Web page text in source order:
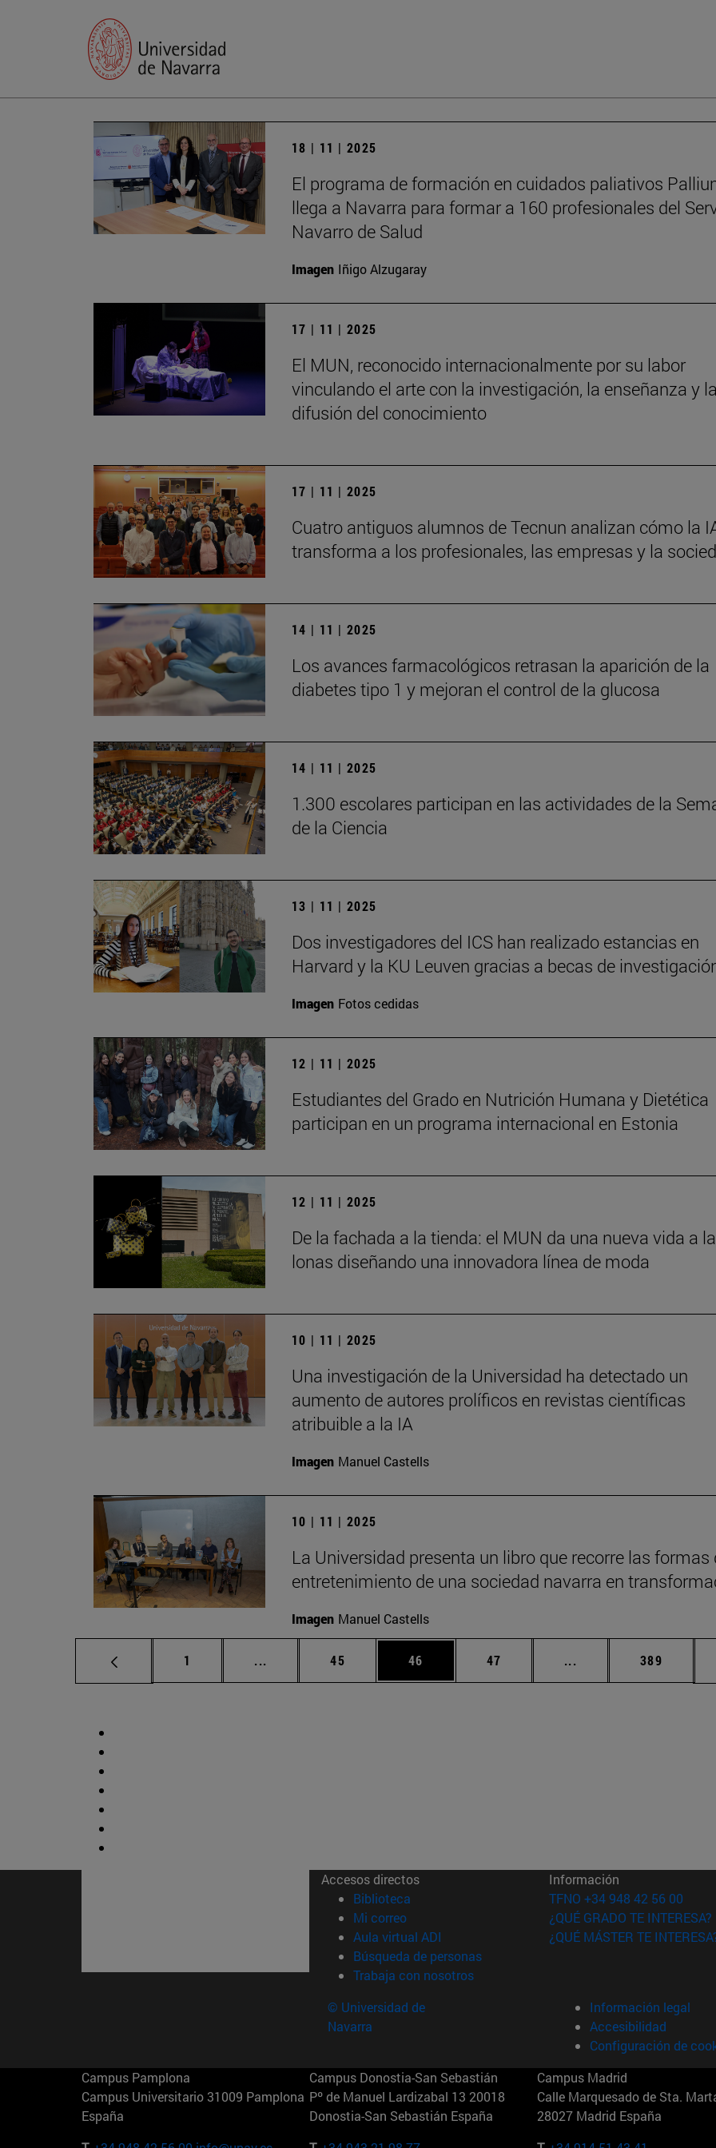
18 | 11 | 2025
El programa de formación en cuidados paliativos
llega a Navarra para formar a 160 profesionales del
Navarro de Salud
Imagen Iñigo Alzugaray
17 | 11 | 2025
El MUN, reconocido internacionalmente por su labor
vinculando el arte con la investigación, la enseñanza y
difusión del conocimiento
17 | 11 | 2025
Cuatro antiguos alumnos de Tecnun analizan cómo la
transforma a los profesionales, las empresas y la
14 | 11 | 2025
Los avances farmacológicos retrasan la aparición de la
diabetes tipo 1 y mejoran el control de la glucosa
14 | 11 | 2025
1.300 escolares participan en las actividades de la
de la Ciencia
13 | 11 | 2025
Dos investigadores del ICS han realizado estancias en
Harvard y la KU Leuven gracias a becas de
Imagen Fotos cedidas
12 | 11 | 2025
Estudiantes del Grado en Nutrición Humana y Dietética
participan en un programa internacional en Estonia
12 | 11 | 2025
De la fachada a la tienda: el MUN da una nueva vida a
lonas diseñando una innovadora línea de moda
10 | 11 | 2025
Una investigación de la Universidad ha detectado un
aumento de autores prolíficos en revistas científicas
atribuible a la IA
Imagen Manuel Castells
10 | 11 | 2025
La Universidad presenta un libro que recorre las formas
entretenimiento de una sociedad navarra en
Imagen Manuel Castells
Página
1 ... Páginas intermedias Use TAB para desplazarse.
Página
45 Página
46 Página
47 ... Páginas intermedias
Página
389
Accesos directos
Biblioteca (abre en nueva ventana)
Mi correo(abre en nueva ventana)
Aula virtual ADI (abre en nueva ventana)
Búsqueda de personas(abre en nueva ventana)
Trabaja con nosotros(abre en nueva ventana)
Información
TFNO +34 948 42 56 00
¿QUÉ GRADO TE INTERESA?
¿QUÉ MÁSTER TE
© Universidad de
Navarra
Información legal
Accesibilidad
Configuración de
Campus Pamplona
Campus Universitario 31009 Pamplona
España
Campus Donostia-San Sebastián
Pº de Manuel Lardizabal 13 20018
Donostia-San Sebastián España
Campus Madrid
Calle Marquesado de Sta.
28027 Madrid España